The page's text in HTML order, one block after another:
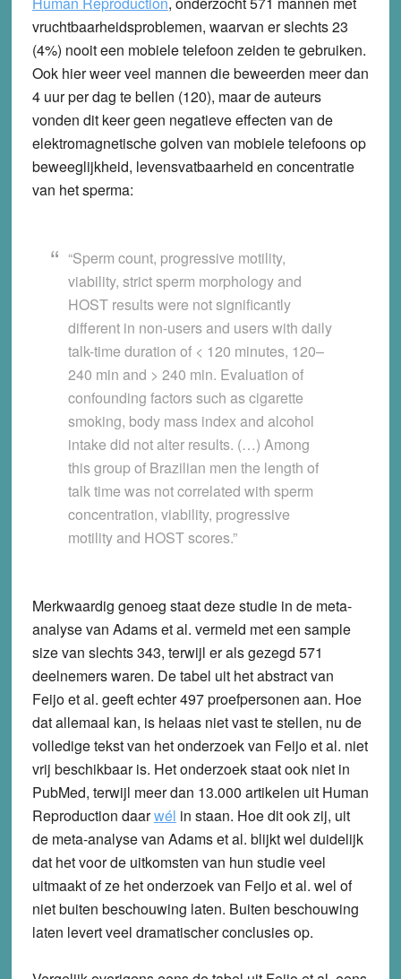
vruchtbaarheidsproblemen, waarvan er slechts 23
(4%) nooit een mobiele telefoon zeiden te gebruiken.
Ook hier weer veel mannen die beweerden meer dan
4 uur per dag te bellen (120), maar de auteurs
vonden dit keer geen negatieve effecten van de
elektromagnetische golven van mobiele telefoons op
beweeglijkheid, levensvatbaarheid en concentratie
van het sperma:
“Sperm count, progressive motility,
viability, strict sperm morphology and
HOST results were not significantly
different in non-users and users with daily
talk-time duration of < 120 minutes, 120–
240 min and > 240 min. Evaluation of
confounding factors such as cigarette
smoking, body mass index and alcohol
intake did not alter results. (…) Among
this group of Brazilian men the length of
talk time was not correlated with sperm
concentration, viability, progressive
motility and HOST scores.”
Merkwaardig genoeg staat deze studie in de meta-
analyse van Adams et al. vermeld met een sample
size van slechts 343, terwijl er als gezegd 571
deelnemers waren. De tabel uit het abstract van
Feijo et al. geeft echter 497 proefpersonen aan. Hoe
dat allemaal kan, is helaas niet vast te stellen, nu de
volledige tekst van het onderzoek van Feijo et al. niet
vrij beschikbaar is. Het onderzoek staat ook niet in
PubMed, terwijl meer dan 13.000 artikelen uit Human
Reproduction daarwél in staan. Hoe dit ook zij, uit
de meta-analyse van Adams et al. blijkt wel duidelijk
dat het voor de uitkomsten van hun studie veel
uitmaakt of ze het onderzoek van Feijo et al. wel of
niet buiten beschouwing laten. Buiten beschouwing
laten levert veel dramatischer conclusies op.